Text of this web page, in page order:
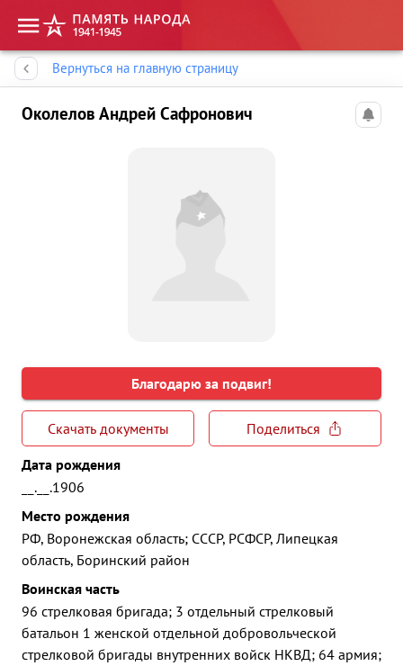
Вернуться на главную страницу
Околелов Андрей Сафронович
Благодарю за подвиг!
Скачать документы
Поделиться
Дата рождения
__.__.1906
Место рождения
РФ, Воронежская область; СССР, РСФСР, Липецкая
область, Боринский район
Воинская часть
96 стрелковая бригада; 3 отдельный стрелковый
батальон 1 женской отдельной добровольческой
стрелковой бригады внутренних войск НКВД; 64 армия;
Память народа